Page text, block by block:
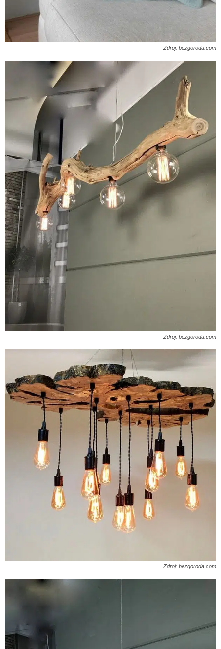
Zdroj: bezgoroda.com
Zdroj: bezgoroda.com
Zdroj: bezgoroda.com